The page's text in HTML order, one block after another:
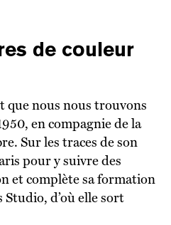
de couleur
en compagnie de la
Sur les traces de son
pour y suivre des
et complète sa formation
Studio, d’où elle sort